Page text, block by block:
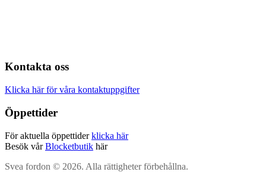
Kontakta oss
Klicka här för våra kontaktuppgifter
Öppettider
För aktuella öppettiderklicka här
Besök vårBlocketbutik här
Svea fordon © 2026. Alla rättigheter förbehållna.